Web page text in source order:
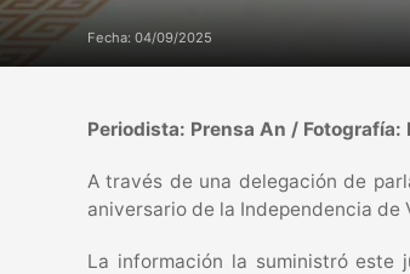
Fecha: 04/09/2025
Periodista: Prensa An / Fotografía:
A través de una delegación de
aniversario de la Independencia de
La información la suministró este